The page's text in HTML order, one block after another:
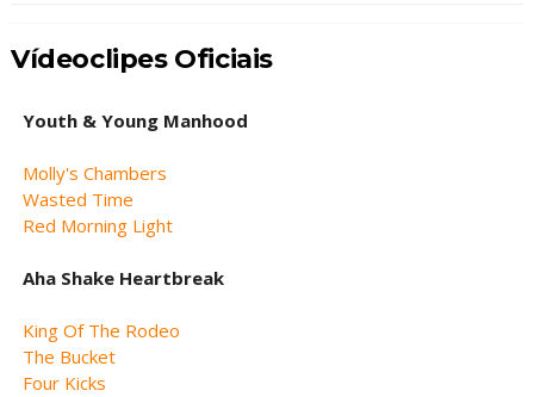
Vídeoclipes Oficiais
Youth & Young Manhood
Molly's Chambers
Wasted Time
Red Morning Light
Aha Shake Heartbreak
King Of The Rodeo
The Bucket
Four Kicks